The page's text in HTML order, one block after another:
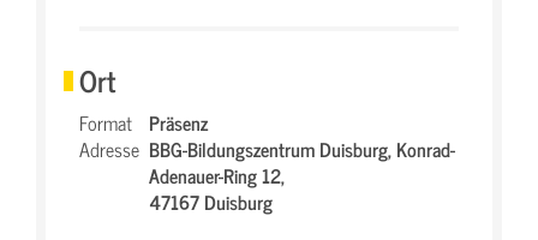
Ort
Format Präsenz
Adresse BBG-Bildungszentrum Duisburg,Konrad-
Adenauer-Ring 12,
47167 Duisburg